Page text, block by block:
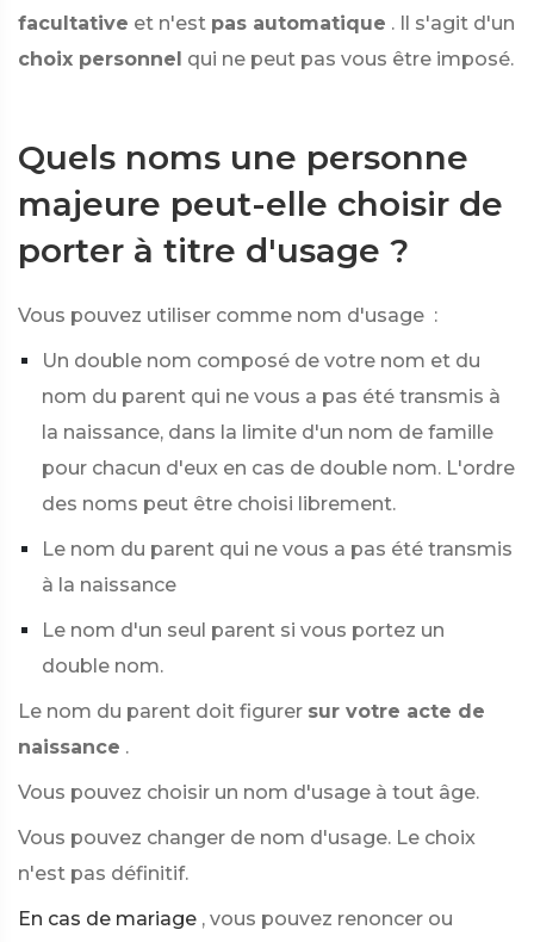
facultative et n'est pas automatique . Il s'agit d'un
choix personnel qui ne peut pas vous être imposé.
Quels noms une personne
majeure peut-elle choisir de
porter à titre d'usage ?
Vous pouvez utiliser comme nom d'usage :
Un double nom composé de votre nom et du
nom du parent qui ne vous a pas été transmis à
la naissance, dans la limite d'un nom de famille
pour chacun d'eux en cas de double nom. L'ordre
des noms peut être choisi librement.
Le nom du parent qui ne vous a pas été transmis
à la naissance
Le nom d'un seul parent si vous portez un
double nom.
Le nom du parent doit figurer sur votre acte de
naissance .
Vous pouvez choisir un nom d'usage à tout âge.
Vous pouvez changer de nom d'usage. Le choix
n'est pas définitif.
En cas de mariage , vous pouvez renoncer ou